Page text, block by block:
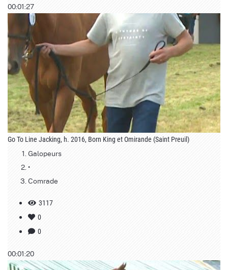
00:01:27
Go To Line Jacking, h. 2016, Born King et Omirande (Saint Preuil)
Galopeurs
•
Comrade
3117
0
0
00:01:20